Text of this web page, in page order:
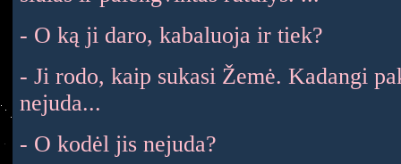
- O ką ji daro, kabaluoja ir tiek?
- Ji rodo, kaip sukasi Žemė. Kadangi
nejuda...
- O kodėl jis nejuda?